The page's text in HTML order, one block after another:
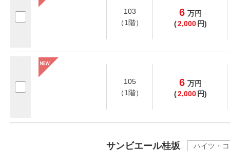
103
（1階）
6 万円
(2,000 円)
105
（1階）
6 万円
(2,000 円)
サンビエール桂坂
ハイツ・